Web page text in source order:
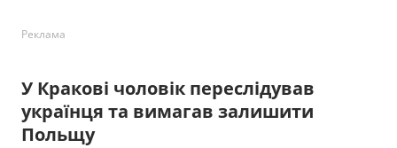
Реклама
У Кракові чоловік переслідував
українця та вимагав залишити
Польщу